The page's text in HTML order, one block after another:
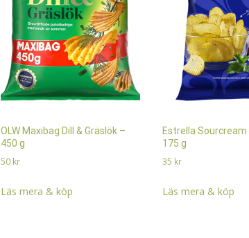
OLW Maxibag Dill & Gräslök –
450 g
50 kr
Läs mera & köp
Estrella Sourcream
175 g
35 kr
Läs mera & köp